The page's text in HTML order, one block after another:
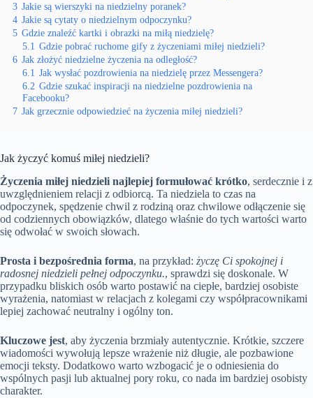
3 Jakie są wierszyki na niedzielny poranek?
4 Jakie są cytaty o niedzielnym odpoczynku?
5 Gdzie znaleźć kartki i obrazki na miłą niedzielę?
5.1 Gdzie pobrać ruchome gify z życzeniami miłej niedzieli?
6 Jak złożyć niedzielne życzenia na odległość?
6.1 Jak wysłać pozdrowienia na niedzielę przez Messengera?
6.2 Gdzie szukać inspiracji na niedzielne pozdrowienia na
Facebooku?
7 Jak grzecznie odpowiedzieć na życzenia miłej niedzieli?
Jak życzyć komuś miłej niedzieli?
Życzenia miłej niedzieli najlepiej formułować krótko, serdecznie i z
uwzględnieniem relacji z odbiorcą. Ta niedziela to czas na
odpoczynek, spędzenie chwil z rodziną oraz chwilowe odłączenie się
od codziennych obowiązków, dlatego właśnie do tych wartości warto
się odwołać w swoich słowach.
Prosta i bezpośrednia forma, na przykład: życzę Ci spokojnej i
radosnej niedzieli pełnej odpoczynku., sprawdzi się doskonale. W
przypadku bliskich osób warto postawić na ciepłe, bardziej osobiste
wyrażenia, natomiast w relacjach z kolegami czy współpracownikami
lepiej zachować neutralny i ogólny ton.
Kluczowe jest, aby życzenia brzmiały autentycznie. Krótkie, szczere
wiadomości wywołują lepsze wrażenie niż długie, ale pozbawione
emocji teksty. Dodatkowo warto wzbogacić je o odniesienia do
wspólnych pasji lub aktualnej pory roku, co nada im bardziej osobisty
charakter.